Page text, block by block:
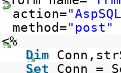
action=
method="post"
<%
Dim
Set Conn =